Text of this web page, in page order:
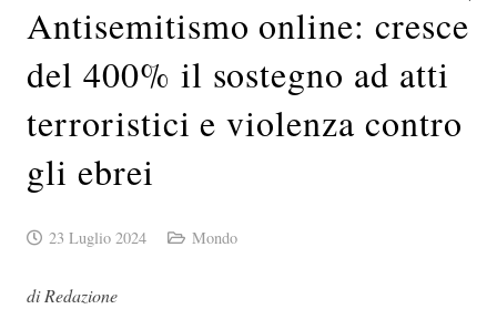
Antisemitismo online: cresce
del 400% il sostegno ad atti
terroristici e violenza contro
gli ebrei
23 Luglio 2024 Mondo
di Redazione